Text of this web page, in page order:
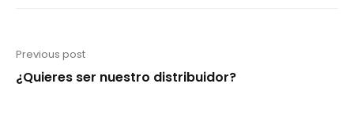
Navegación
de
Previous post
Previous
¿Quieres ser nuestro distribuidor?